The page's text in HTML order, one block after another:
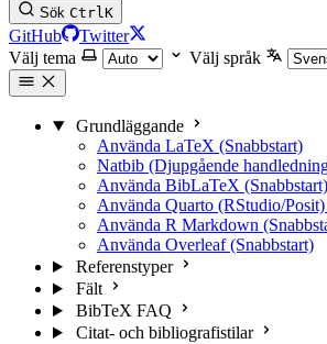
Sök CtrlK
GitHub
Twitter
Välj tema
Välj språk
Grundläggande
Använda LaTeX (Snabbstart)
Natbib (Djupgående
Använda BibLaTeX (Snabbstart)
Använda Quarto (RStudio/
Använda R Markdown
Använda Overleaf (Snabbstart)
Referenstyper
Fält
BibTeX FAQ
Citat- och bibliografistilar